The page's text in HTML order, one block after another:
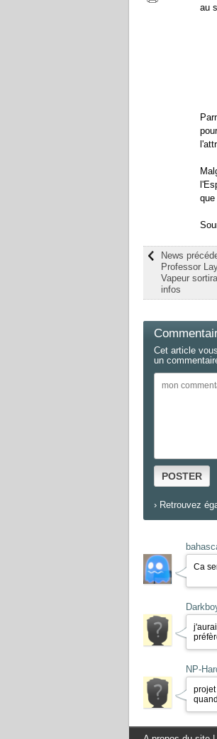
au
News
Professor
Vapeur
infos
Cet article
un
POSTER
› Retrouvez
Ca
NP-
projet